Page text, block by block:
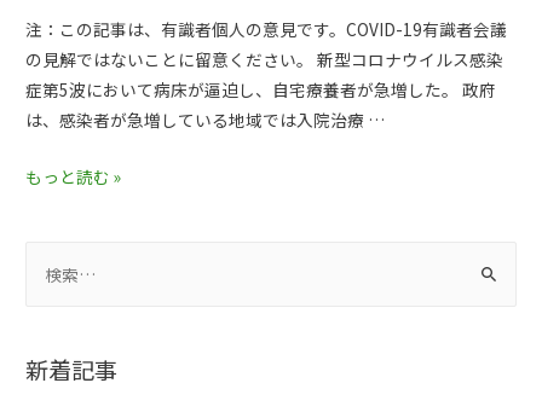
注：この記事は、有識者個人の意見です。COVID-19有識者会議
の見解ではないことに留意ください。 新型コロナウイルス感染
症第5波において病床が逼迫し、自宅療養者が急増した。 政府
は、感染者が急増している地域では入院治療 …
もっと読む »
新着記事